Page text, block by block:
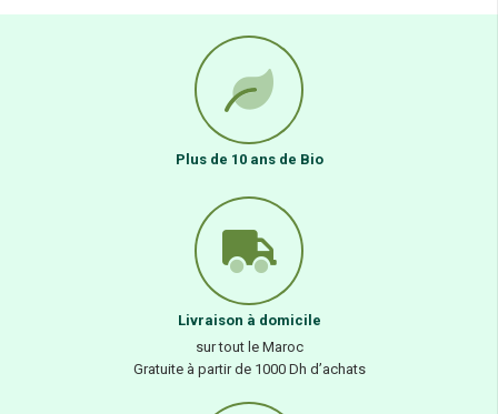
Plus de 10 ans de Bio
Livraison à domicile
sur tout le Maroc
Gratuite à partir de 1000 Dh d’achats